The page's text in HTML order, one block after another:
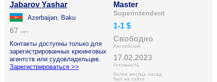
Jabarov Yashar
Azerbaijan, Baku
67 лет
Контакты доступны только для
зарегистрированных крюинговых
агентств или судовладельцев.
Зарегистрироваться >>
Master
Superintendent
1-1 $
Свободно
Английский
17.02.2023
Готовность
более месяца назад
был на сайте